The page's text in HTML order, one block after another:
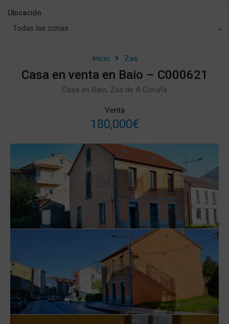
Ubicación
Todas las zonas
Inicio Zas
Casa en venta en Baio – C000621
Casa en Baio, Zas de A Coruña
Venta
180,000€